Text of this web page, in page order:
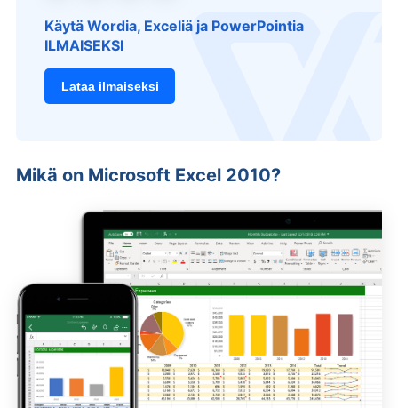
Käytä Wordia, Exceliä ja PowerPointia
ILMAISEKSI
Lataa ilmaiseksi
Mikä on Microsoft Excel 2010?